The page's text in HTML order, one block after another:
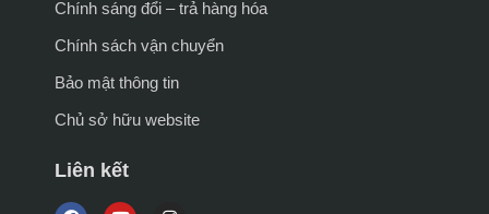
Chính sáng đổi – trả hàng hóa
Chính sách vận chuyển
Bảo mật thông tin
Chủ sở hữu website
Liên kết